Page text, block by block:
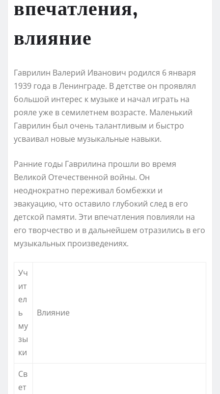
впечатления,
влияние
Гаврилин Валерий Иванович родился 6 января
1939 года в Ленинграде. В детстве он проявлял
большой интерес к музыке и начал играть на
рояле уже в семилетнем возрасте. Маленький
Гаврилин был очень талантливым и быстро
усваивал новые музыкальные навыки.
Ранние годы Гаврилина прошли во время
Великой Отечественной войны. Он
неоднократно переживал бомбежки и
эвакуацию, что оставило глубокий след в его
детской памяти. Эти впечатления повлияли на
его творчество и в дальнейшем отразились в его
музыкальных произведениях.
Уч
ит
ел
ь
му
зы
ки
Влияние
Св
ет